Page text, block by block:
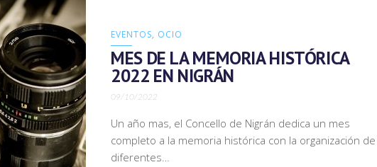
EVENTOS, OCIO
MES DE LA MEMORIA HISTÓRICA
2022 EN NIGRÁN
09/10/2022
Un año mas, el Concello de Nigrán dedica un mes
completo a la memoria histórica con la organización de
diferentes…